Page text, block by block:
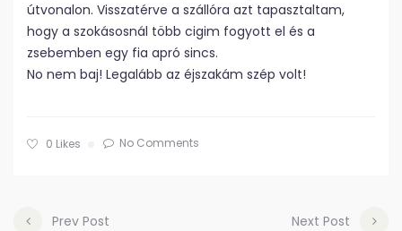
útvonalon. Visszatérve a szállóra azt tapasztaltam,
hogy a szokásosnál több cigim fogyott el és a
zsebemben egy fia apró sincs.
No nem baj! Legalább az éjszakám szép volt!
0 Likes No Comments
Prev Post Next Post